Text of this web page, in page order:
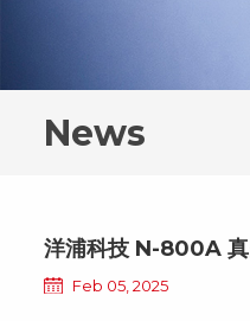
News
洋浦科技 N-800A 真
Feb 05, 2025